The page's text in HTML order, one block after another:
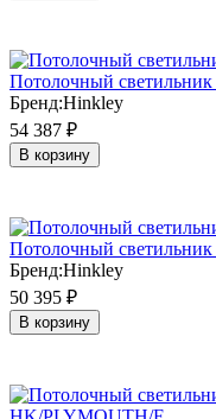
Потолочный
Бренд:Hinkley
54 387 ₽
В корзину
Потолочный
Бренд:Hinkley
50 395 ₽
В корзину